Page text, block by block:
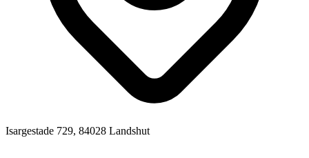
Isargestade 729, 84028 Landshut